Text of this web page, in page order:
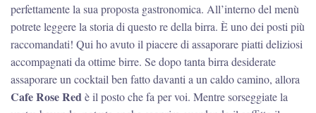
perfettamente la sua proposta gastronomica. All’interno del menù
potrete leggere la storia di questo re della birra. È uno dei posti più
raccomandati! Qui ho avuto il piacere di assaporare piatti deliziosi
accompagnati da ottime birre. Se dopo tanta birra desiderate
assaporare un cocktail ben fatto davanti a un caldo camino, allora
Cafe Rose Redè il posto che fa per voi. Mentre sorseggiate la